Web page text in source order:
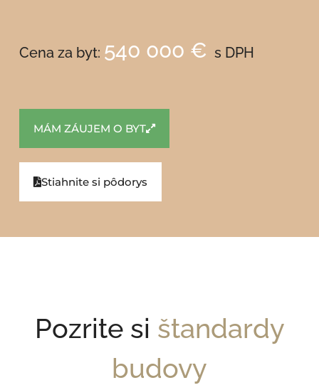
Cena za byt: 540 000 € s DPH
MÁM ZÁUJEM O BYT
Stiahnite si pôdorys
Pozrite si štandardy
budovy